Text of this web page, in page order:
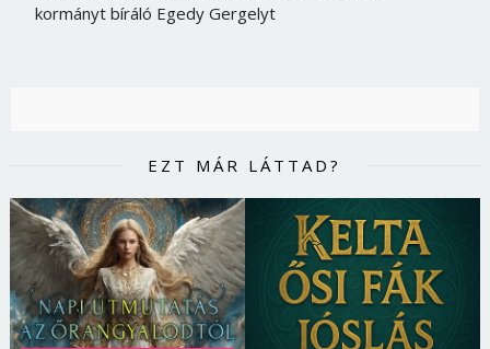
kormányt bíráló Egedy Gergelyt
EZT MÁR LÁTTAD?